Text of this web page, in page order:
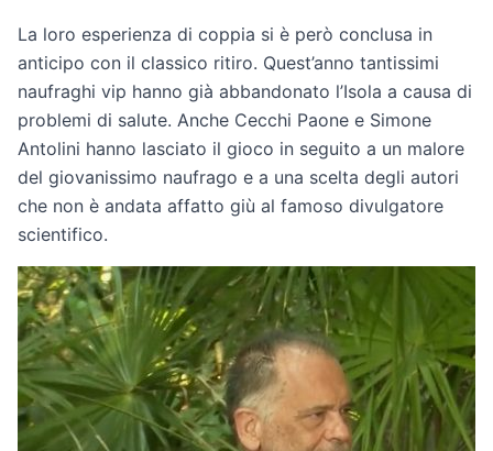
La loro esperienza di coppia si è però conclusa in
anticipo con il classico ritiro. Quest’anno tantissimi
naufraghi vip hanno già abbandonato l’Isola a causa di
problemi di salute. Anche Cecchi Paone e Simone
Antolini hanno lasciato il gioco in seguito a un malore
del giovanissimo naufrago e a una scelta degli autori
che non è andata affatto giù al famoso divulgatore
scientifico.